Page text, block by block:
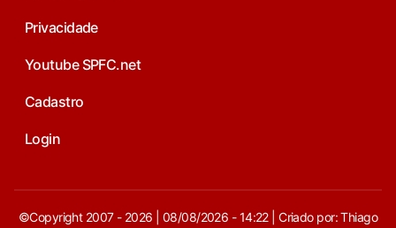
Privacidade
Youtube SPFC.net
Cadastro
Login
©Copyright 2007 - 2026 | 08/08/2026 - 14:22 | Criado por: Thiago